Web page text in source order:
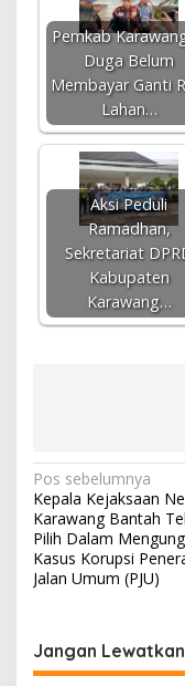
Pemkab
Duga Belum
Membayar Ganti
Lahan…
Aksi Peduli
Ramadhan,
Sekretariat
Kabupaten
Karawang…
N
a
v
i
a
s
Pos sebelumnya
Kepala Kejaksaan
Karawang Bantah
Pilih Dalam
Kasus Korupsi
Jalan Umum (PJU)
Jangan Lewatkan